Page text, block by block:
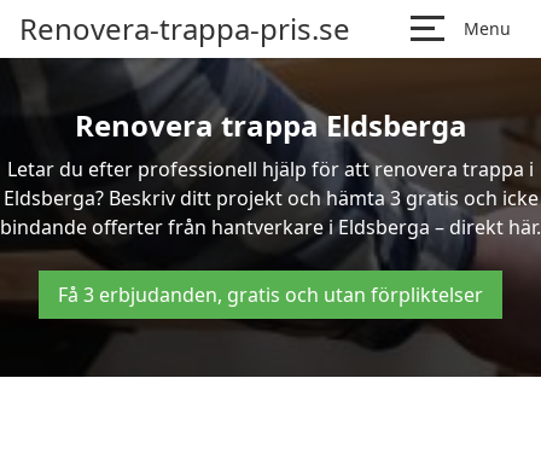
Renovera-trappa-pris.se Menu
Renovera trappa Eldsberga
Letar du efter professionell hjälp för att renovera trappa i
Eldsberga? Beskriv ditt projekt och hämta 3 gratis och icke
bindande offerter från hantverkare i Eldsberga – direkt här.
Få 3 erbjudanden, gratis och utan förpliktelser